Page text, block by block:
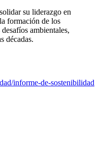
su liderazgo en
formación de los
ambientales,
décadas.
informe-de-sostenibilidad